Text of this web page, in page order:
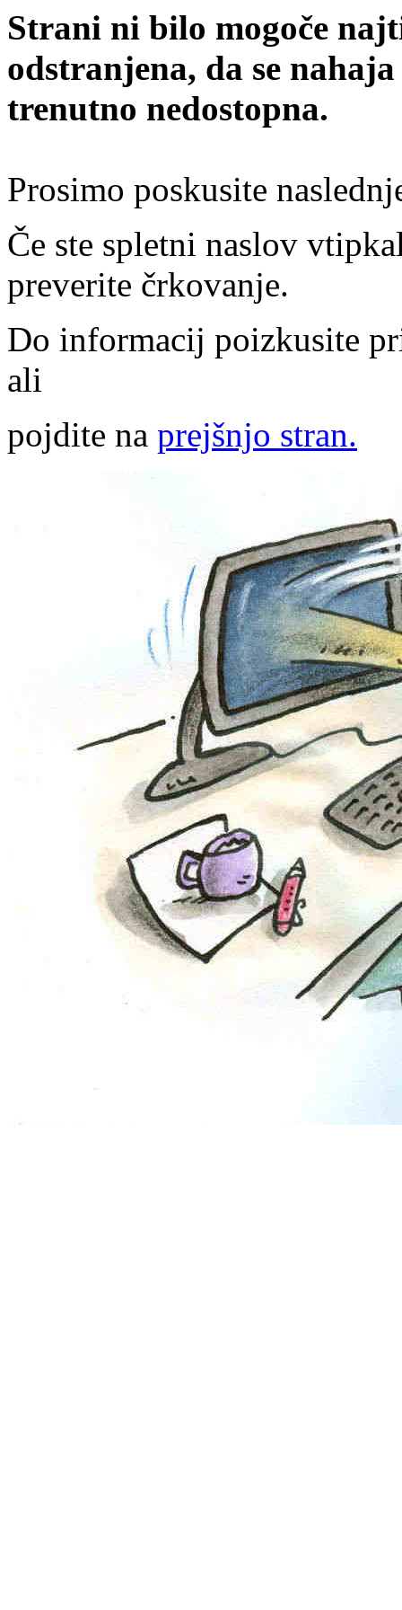
Strani ni bilo mogoče
odstranjena, da se
trenutno nedostopna.
Prosimo poskusite
Če ste spletni naslov
preverite črkovanje.
Do informacij poizkusite
ali
pojdite na prejšnjo stran.